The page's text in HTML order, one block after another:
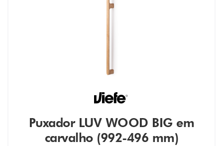
Puxador LUV WOOD BIG em
carvalho (992-496 mm)